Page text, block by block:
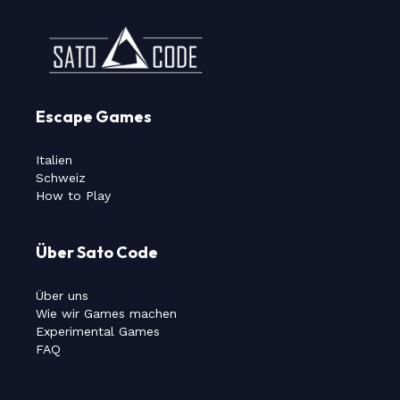
Escape Games
Italien
Schweiz
How to Play
Über Sato Code
Über uns
Wie wir Games machen
Experimental Games
FAQ